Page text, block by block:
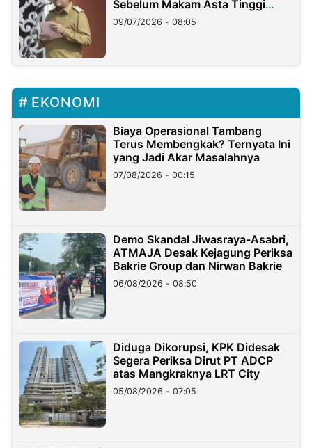
Sebelum Makam Asta Tinggi
Longsor
09/07/2026 - 08:05
EKONOMI
Biaya Operasional Tambang
Terus Membengkak? Ternyata Ini
yang Jadi Akar Masalahnya
07/08/2026 - 00:15
Demo Skandal Jiwasraya-Asabri,
ATMAJA Desak Kejagung Periksa
Bakrie Group dan Nirwan Bakrie
06/08/2026 - 08:50
Diduga Dikorupsi, KPK Didesak
Segera Periksa Dirut PT ADCP
atas Mangkraknya LRT City
05/08/2026 - 07:05